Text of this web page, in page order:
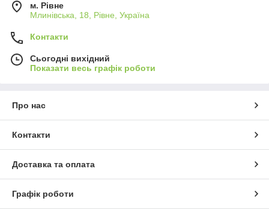
м. Рівне
Млинівська, 18, Рівне, Україна
Контакти
Сьогодні вихідний
Показати весь графік роботи
Про нас
Контакти
Доставка та оплата
Графік роботи